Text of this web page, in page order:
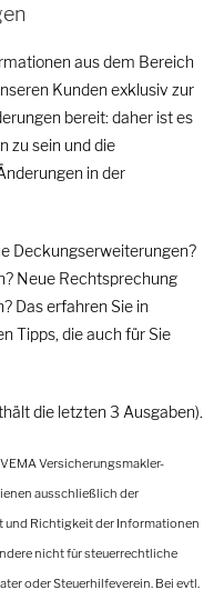
aus dem Bereich
Kunden exklusiv zur
bereit: daher ist es
zu sein und die
in der
Deckungserweiterungen?
Neue Rechtsprechung
Das erfahren Sie in
Tipps, die auch für Sie
die letzten 3 Ausgaben).
Versicherungsmakler-
ausschließlich der
und Richtigkeit der Informationen
nicht für steuerrechtliche
oder Steuerhilfeverein. Bei evtl.